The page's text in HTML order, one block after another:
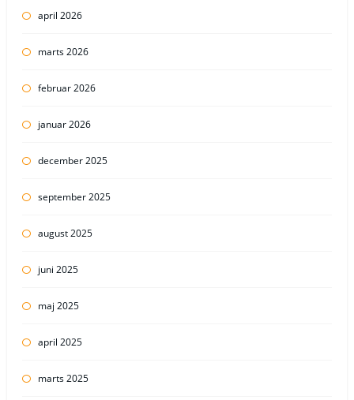
april 2026
marts 2026
februar 2026
januar 2026
december 2025
september 2025
august 2025
juni 2025
maj 2025
april 2025
marts 2025